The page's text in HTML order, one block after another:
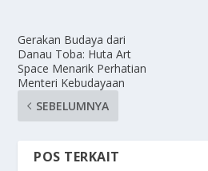
Gerakan Budaya dari
Danau Toba: Huta Art
Space Menarik Perhatian
Menteri Kebudayaan
SEBELUMNYA
POS TERKAIT